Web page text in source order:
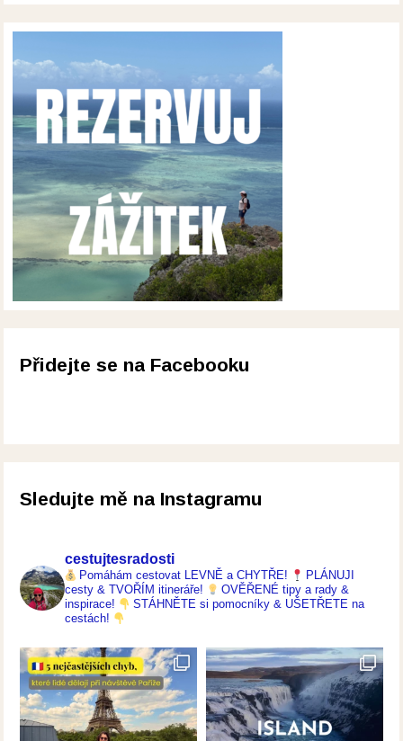
Přidejte se na Facebooku
Sledujte mě na Instagramu
cestujtesradosti
Pomáhám cestovat LEVNĚ a CHYTŘE!
PLÁNUJI
cesty & TVOŘÍM itineráře!
OVĚŘENÉ tipy a rady &
inspirace!
STÁHNĚTE si pomocníky & UŠETŘETE na
cestách!